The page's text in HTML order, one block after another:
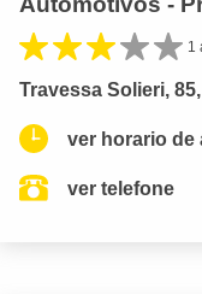
1
Travessa Solieri,
ver horario de
ver telefone